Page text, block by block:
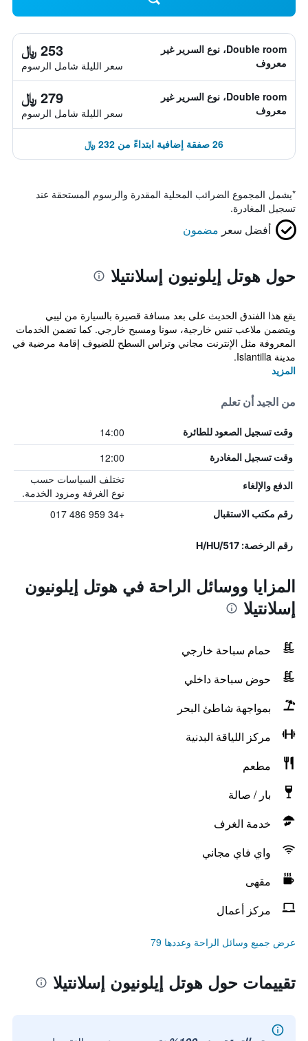
Double room، نوع السرير غير
معروف
253 ﷼
سعر الليلة شامل الرسوم
Double room، نوع السرير غير
معروف
279 ﷼
سعر الليلة شامل الرسوم
26 صفقة إضافية ابتداءً من 232 ﷼
*يشمل المجموع الضرائب المحلية المقدرة والرسوم المستحقة عند
تسجيل المغادرة.
أفضل سعر مضمون
حول هوتل إيلونيون إسلانتيلا
يقع هذا الفندق الحديث على بعد مسافة قصيرة بالسيارة من ليبي
ويتضمن ملاعب تنس خارجية، سونا ومسبح خارجي. كما تضمن الخدمات
المعروفة مثل الإنترنت مجاني وتراس السطح للضيوف إقامة مرضية في
مدينة Islantilla.
المزيد
من الجيد أن تعلم
وقت تسجيل الصعود للطائرة 14:00
وقت تسجيل المغادرة 12:00
الدفع والإلغاء
تختلف السياسات حسب
نوع الغرفة ومزود الخدمة.
رقم مكتب الاستقبال +34 959 486 017
رقم الرخصة: H/HU/517
المزايا ووسائل الراحة في هوتل إيلونيون
إسلانتيلا
حمام سباحة خارجي
حوض سباحة داخلي
بمواجهة شاطئ البحر
مركز اللياقة البدنية
مطعم
بار / صالة
خدمة الغرف
واي فاي مجاني
مقهى
مركز أعمال
عرض جميع وسائل الراحة وعددها 79
تقييمات حول هوتل إيلونيون إسلانتيلا